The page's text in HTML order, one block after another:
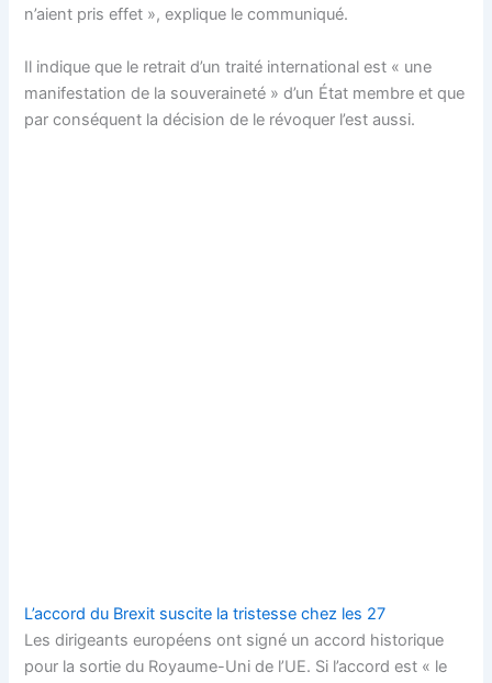
n’aient pris effet », explique le communiqué.
Il indique que le retrait d’un traité international est « une
manifestation de la souveraineté » d’un État membre et que
par conséquent la décision de le révoquer l’est aussi.
L’accord du Brexit suscite la tristesse chez les 27
Les dirigeants européens ont signé un accord historique
pour la sortie du Royaume-Uni de l’UE. Si l’accord est « le